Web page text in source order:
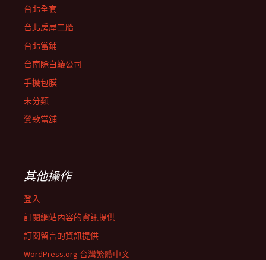
台北全套
台北房屋二胎
台北當鋪
台南除白蟻公司
手機包膜
未分類
鶯歌當舖
其他操作
登入
訂閱網站內容的資訊提供
訂閱留言的資訊提供
WordPress.org 台灣繁體中文